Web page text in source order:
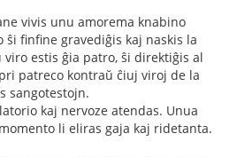
vivis unu amorema knabino
ŝi finfine gravediĝis kaj naskis la
viro estis ĝia patro, ŝi direktiĝis al
patreco kontraŭ ĉiuj viroj de la
sangotestojn.
kaj nervoze atendas. Unua
li eliras gaja kaj ridetanta.